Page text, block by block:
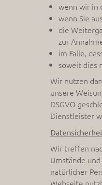
wenn wir in
wenn Sie
die
zur
im Falle,
soweit dies
Wir nutzen
unsere
DSGVO
Dienstleister
Wir treffen
Umstände
natürlicher